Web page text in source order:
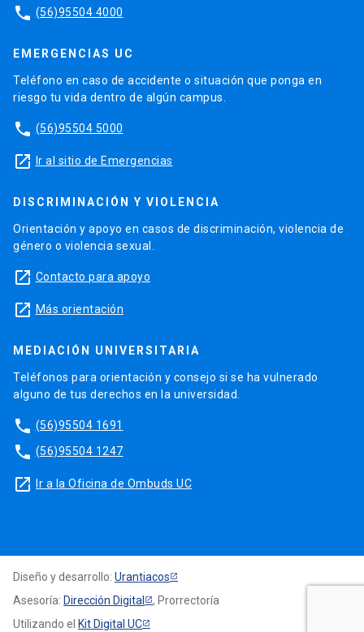
phone (56)95504 4000
EMERGENCIAS UC
Teléfono en caso de accidente o situación que ponga en
riesgo tu vida dentro de algún campus.
phone (56)95504 5000
launch Ir al sitio de Emergencias
DISCRIMINACIÓN Y VIOLENCIA
Orientación y apoyo en casos de discriminación, violencia de
género o violencia sexual.
launch Contacto para apoyo
launch Más orientación
MEDIACIÓN UNIVERSITARIA
Teléfonos para orientación y consejo si se ha vulnerado
alguno de tus derechos en la universidad.
phone (56)95504 1691
phone (56)95504 1247
launch Ir a la Oficina de Ombuds UC
Diseño y desarrollo: Urantiacos
Asesoría: Dirección Digital
, Prorrectoría
Utilizando el Kit Digital UC